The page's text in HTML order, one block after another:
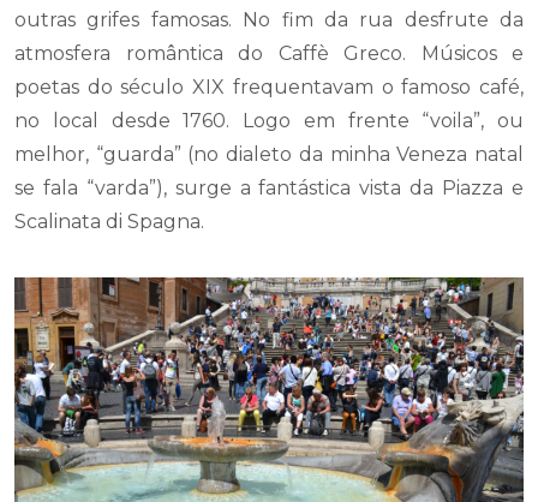
outras grifes famosas. No fim da rua desfrute da
atmosfera romântica do Caffè Greco. Músicos e
poetas do século XIX frequentavam o famoso café,
no local desde 1760. Logo em frente “voila”, ou
melhor, “guarda” (no dialeto da minha Veneza natal
se fala “varda”), surge a fantástica vista da Piazza e
Scalinata di Spagna.